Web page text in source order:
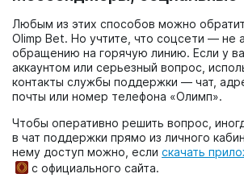
Любым из этих способов можно
Olimp Bet. Но учтите, что соцсети — не
обращению на горячую линию. Если у
аккаунтом или серьезный вопрос,
контакты службы поддержки — чат,
почты или номер телефона «Олимп».
Чтобы оперативно решить вопрос,
в чат поддержки прямо из личного
нему доступ можно, если скачать
с официального сайта.